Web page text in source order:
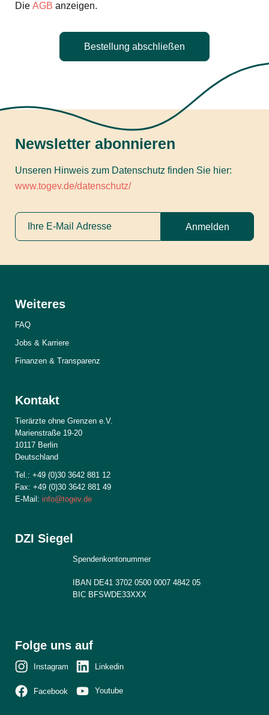
Die AGB anzeigen.
Bestellung abschließen
Newsletter abonnieren
Unseren Hinweis zum Datenschutz finden Sie hier:
www.togev.de/datenschutz/
Anmelden
Weiteres
FAQ
Jobs & Karriere
Finanzen & Transparenz
Kontakt
Tierärzte ohne Grenzen e.V.
Marienstraße 19-20
10117 Berlin
Deutschland
Tel.: +49 (0)30 3642 881 12
Fax: +49 (0)30 3642 881 49
E-Mail: info@togev.de
DZI Siegel
Spendenkontonummer
IBAN DE41 3702 0500 0007 4842 05
BIC BFSWDE33XXX
Folge uns auf
Instagram
Facebook
Linkedin
Youtube